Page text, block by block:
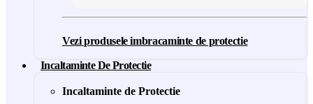
Vezi produsele imbracaminte de protectie
Incaltaminte De Protectie
Incaltaminte de Protectie